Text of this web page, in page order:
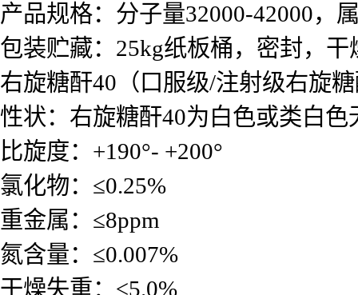
产品规格：分子量32000-42000，
包装贮藏：25kg纸板桶，密封，干
右旋糖酐40（口服级/注射级右旋
性状： 右旋糖酐40为白色或类白色
比旋度：+190°- +200°
氯化物：≤0.25%
重金属：≤8ppm
氮含量：≤0.007%
干燥失重：≤5.0%